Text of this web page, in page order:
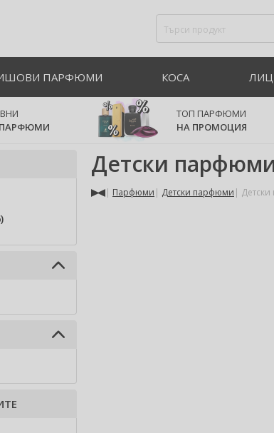
ПАРФЮМИ КОСА
ПАРФЮМИ
ТОП ПАРФЮМИ
НА ПРОМОЦИЯ
Детски
Парфюми Детски парфюми